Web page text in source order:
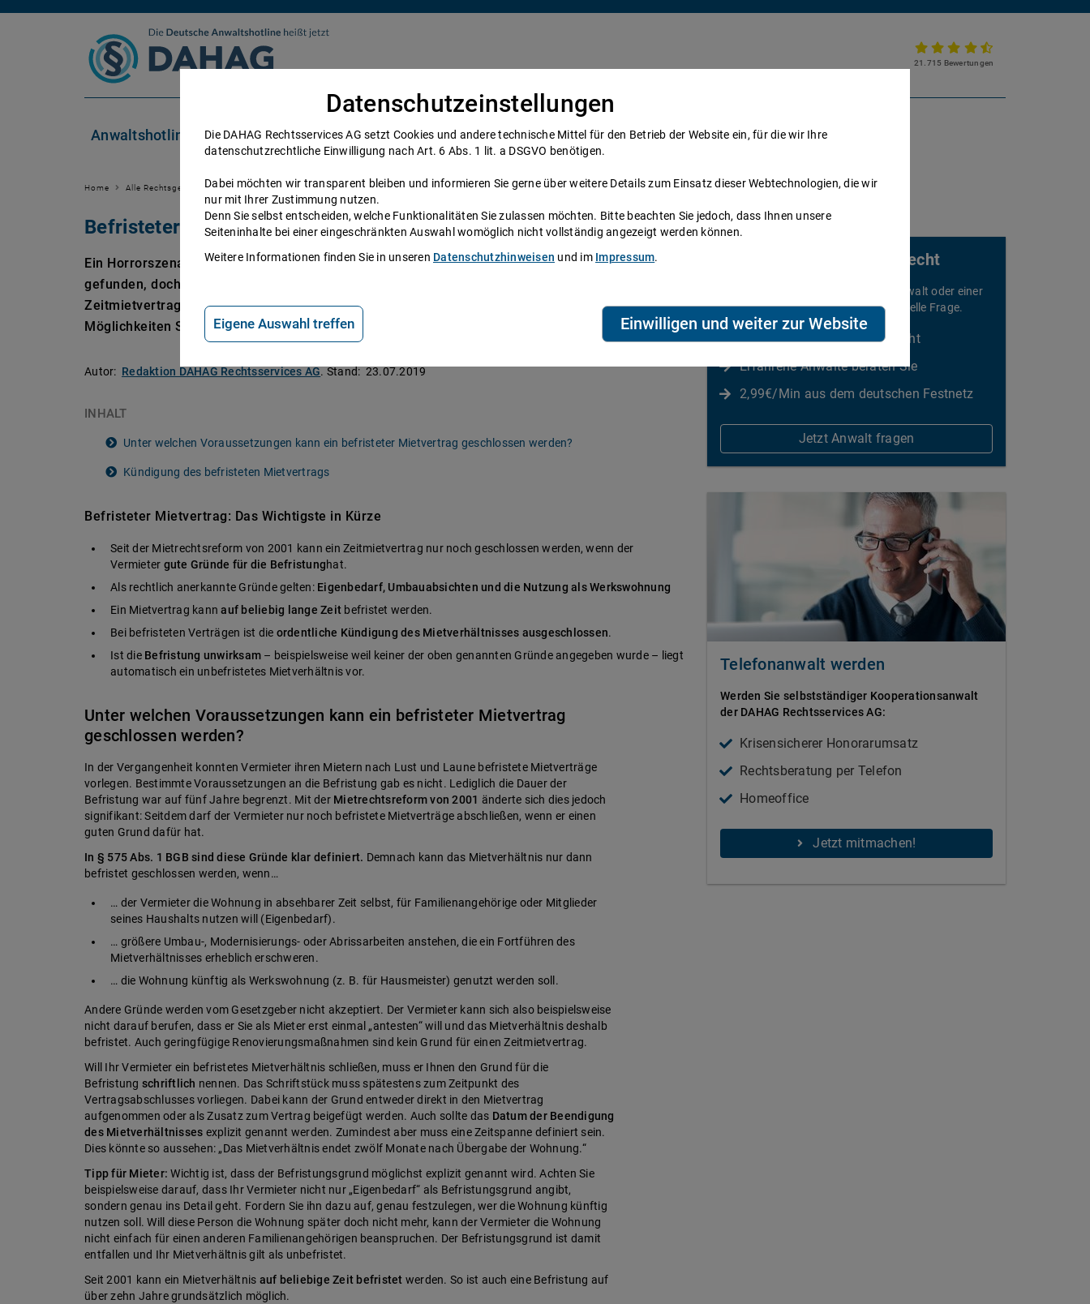
21.715 Bewertungen
Anwaltshotline Rechtsgebiete Über uns Anwälte Telefonanwalt werden Partnerkanzlei werden
Home Alle Rechtsgebiete Mietrecht Mietvertrag Befristeter Mietvertrag
Befristeter Mietvertrag: Infos, Rechtsberatung, Muster
Ein Horrorszenario für viele Wohnungssuchende: Sie haben Ihre Traumwohnung
gefunden, doch der Vermieter legt Ihnen einen befristeten Mietvertrag vor. Wann der
Zeitmietvertrag gilt, welche Konsequenzen er mit sich bringt und welche
Möglichkeiten Sie haben, erfahren Sie hier.
Autor: Redaktion DAHAG Rechtsservices AG. Stand: 23.07.2019
INHALT
Unter welchen Voraussetzungen kann ein befristeter Mietvertrag geschlossen werden?
Kündigung des befristeten Mietvertrags
Befristeter Mietvertrag: Das Wichtigste in Kürze
Seit der Mietrechtsreform von 2001 kann ein Zeitmietvertrag nur noch geschlossen werden, wenn der
Vermieter gute Gründe für die Befristunghat.
Als rechtlich anerkannte Gründe gelten: Eigenbedarf, Umbauabsichten und die Nutzung als Werkswohnung
Ein Mietvertrag kannauf beliebig lange Zeit befristet werden.
Bei befristeten Verträgen ist die ordentliche Kündigung des Mietverhältnisses ausgeschlossen.
Ist die Befristung unwirksam – beispielsweise weil keiner der oben genannten Gründe angegeben wurde – liegt
automatisch ein unbefristetes Mietverhältnis vor.
Unter welchen Voraussetzungen kann ein befristeter Mietvertrag
geschlossen werden?
In der Vergangenheit konnten Vermieter ihren Mietern nach Lust und Laune befristete Mietverträge
vorlegen. Bestimmte Voraussetzungen an die Befristung gab es nicht. Lediglich die Dauer der
Befristung war auf fünf Jahre begrenzt. Mit der Mietrechtsreform von 2001 änderte sich dies jedoch
signifikant: Seitdem darf der Vermieter nur noch befristete Mietverträge abschließen, wenn er einen
guten Grund dafür hat.
In § 575 Abs. 1 BGB sind diese Gründe klar definiert. Demnach kann das Mietverhältnis nur dann
befristet geschlossen werden, wenn…
… der Vermieter die Wohnung in absehbarer Zeit selbst, für Familienangehörige oder Mitglieder
seines Haushalts nutzen will (Eigenbedarf).
… größere Umbau-, Modernisierungs- oder Abrissarbeiten anstehen, die ein Fortführen des
Mietverhältnisses erheblich erschweren.
… die Wohnung künftig als Werkswohnung (z. B. für Hausmeister) genutzt werden soll.
Andere Gründe werden vom Gesetzgeber nicht akzeptiert. Der Vermieter kann sich also beispielsweise
nicht darauf berufen, dass er Sie als Mieter erst einmal „antesten“ will und das Mietverhältnis deshalb
befristet. Auch geringfügige Renovierungsmaßnahmen sind kein Grund für einen Zeitmietvertrag.
Will Ihr Vermieter ein befristetes Mietverhältnis schließen, muss er Ihnen den Grund für die
Befristung schriftlich nennen. Das Schriftstück muss spätestens zum Zeitpunkt des
Vertragsabschlusses vorliegen. Dabei kann der Grund entweder direkt in den Mietvertrag
aufgenommen oder als Zusatz zum Vertrag beigefügt werden. Auch sollte das Datum der Beendigung
des Mietverhältnisses explizit genannt werden. Zumindest aber muss eine Zeitspanne definiert sein.
Dies könnte so aussehen: „Das Mietverhältnis endet zwölf Monate nach Übergabe der Wohnung.“
Tipp für Mieter: Wichtig ist, dass der Befristungsgrund möglichst explizit genannt wird. Achten Sie
beispielsweise darauf, dass Ihr Vermieter nicht nur „Eigenbedarf“ als Befristungsgrund angibt,
sondern genau ins Detail geht. Fordern Sie ihn dazu auf, genau festzulegen, wer die Wohnung künftig
nutzen soll. Will diese Person die Wohnung später doch nicht mehr, kann der Vermieter die Wohnung
nicht einfach für einen anderen Familienangehörigen beanspruchen. Der Befristungsgrund ist damit
entfallen und Ihr Mietverhältnis gilt als unbefristet.
Seit 2001 kann ein Mietverhältnis auf beliebige Zeit befristet werden. So ist auch eine Befristung auf
über zehn Jahre grundsätzlich möglich.
Rechtsberatung für Mietrecht
Telefonieren Sie sofort mit einem Anwalt oder einer
Anwältin und stellen Sie Ihre individuelle Frage.
Beratung speziell für Mietrecht
Erfahrene Anwälte beraten Sie
2,99€/Min aus dem deutschen Festnetz
Jetzt Anwalt fragen
Telefonanwalt werden
Werden Sie selbstständiger Kooperationsanwalt
der DAHAG Rechtsservices AG:
Krisensicherer Honorarumsatz
Rechtsberatung per Telefon
Homeoffice
Jetzt mitmachen!
Datenschutzeinstellungen
Die DAHAG Rechtsservices AG setzt Cookies und andere technische Mittel für den Betrieb der Website ein, für die wir Ihre
datenschutzrechtliche Einwilligung nach Art. 6 Abs. 1 lit. a DSGVO benötigen.
Dabei möchten wir transparent bleiben und informieren Sie gerne über weitere Details zum Einsatz dieser Webtechnologien, die wir
nur mit Ihrer Zustimmung nutzen.
Denn Sie selbst entscheiden, welche Funktionalitäten Sie zulassen möchten. Bitte beachten Sie jedoch, dass Ihnen unsere
Seiteninhalte bei einer eingeschränkten Auswahl womöglich nicht vollständig angezeigt werden können.
Weitere Informationen finden Sie in unseren Datenschutzhinweisen und im Impressum.
Eigene Auswahl treffen Einwilligen und weiter zur Website